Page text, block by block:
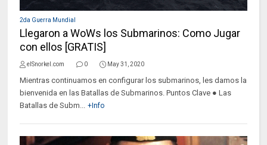
2da Guerra Mundial
Llegaron a WoWs los Submarinos: Como Jugar
con ellos [GRATIS]
elSnorkel.com 0 May 31, 2020
Mientras continuamos en configurar los submarinos, les damos la
bienvenida en las Batallas de Submarinos. Puntos Clave ● Las
Batallas de Subm... +Info